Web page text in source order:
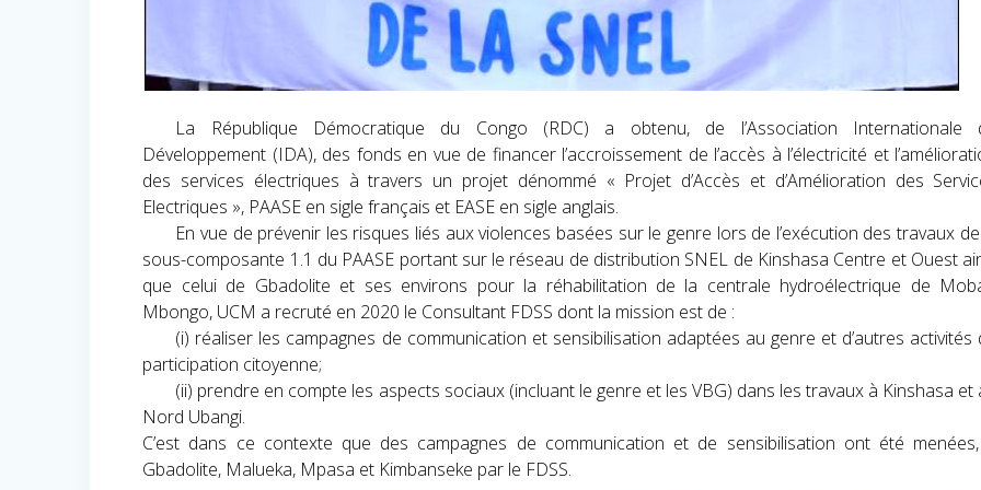
La République Démocratique du Congo (RDC) a obtenu, de l’Association Internationale
Développement (IDA), des fonds en vue de financer l’accroissement de l’accès à l’électricité et
des services électriques à travers un projet dénommé « Projet d’Accès et d’Amélioration des
Electriques », PAASE en sigle français et EASE en sigle anglais.
En vue de prévenir les risques liés aux violences basées sur le genre lors de l’exécution des travaux
sous-composante 1.1 du PAASE portant sur le réseau de distribution SNEL de Kinshasa Centre et Ouest
que celui de Gbadolite et ses environs pour la réhabilitation de la centrale hydroélectrique de
Mbongo, UCM a recruté en 2020 le Consultant FDSS dont la mission est de :
(i) réaliser les campagnes de communication et sensibilisation adaptées au genre et d’autres activités
participation citoyenne;
(ii) prendre en compte les aspects sociaux (incluant le genre et les VBG) dans les travaux à Kinshasa et
Nord Ubangi.
C’est dans ce contexte que des campagnes de communication et de sensibilisation ont été
Gbadolite, Malueka, Mpasa et Kimbanseke par le FDSS.